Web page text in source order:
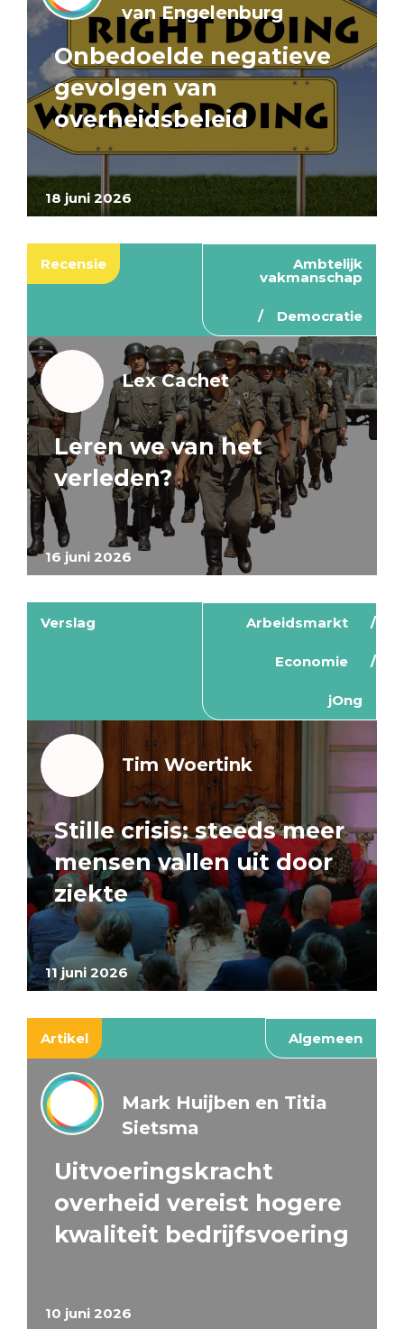
18 juni 2026
van Engelenburg
Onbedoelde negatieve
gevolgen van
overheidsbeleid
Recensie Ambtelijk
vakmanschap
Democratie
16 juni 2026
Lex Cachet
Leren we van het
verleden?
Verslag Arbeidsmarkt
Economie
jOng
11 juni 2026
Tim Woertink
Stille crisis: steeds meer
mensen vallen uit door
ziekte
Artikel Algemeen
10 juni 2026
Mark Huijben en Titia
Sietsma
Uitvoeringskracht
overheid vereist hogere
kwaliteit bedrijfsvoering